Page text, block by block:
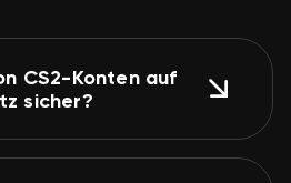
CS2-Konten auf
sicher?